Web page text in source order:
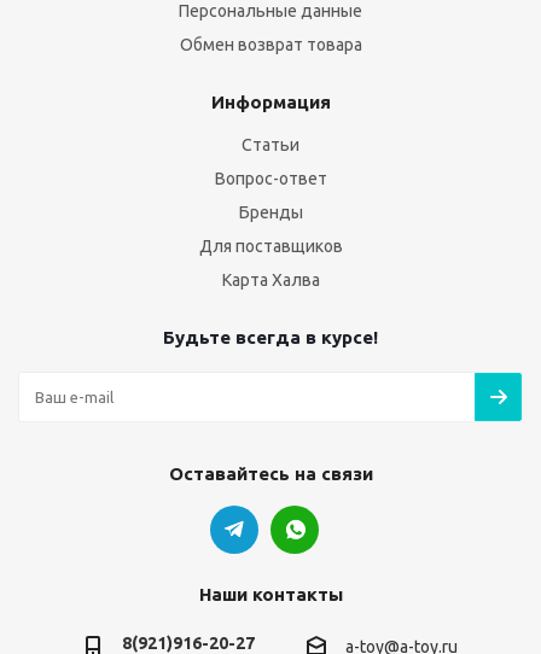
Персональные данные
Обмен возврат товара
Информация
Статьи
Вопрос-ответ
Бренды
Для поставщиков
Карта Халва
Будьте всегда в курсе!
Оставайтесь на связи
Наши контакты
8(921)916-20-27 a-toy@a-toy.ru